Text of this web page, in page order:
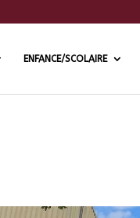
ENFANCE/SCOLAIRE